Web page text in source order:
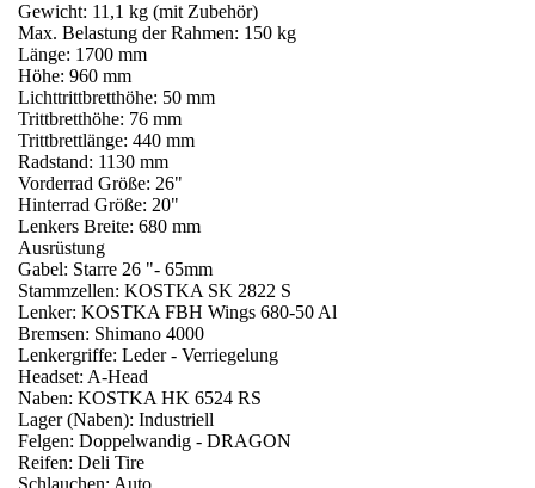
Gewicht: 11,1 kg (mit Zubehör)
Max. Belastung der Rahmen: 150 kg
Länge: 1700 mm
Höhe: 960 mm
Lichttrittbretthöhe: 50 mm
Trittbretthöhe: 76 mm
Trittbrettlänge: 440 mm
Radstand: 1130 mm
Vorderrad Größe: 26"
Hinterrad Größe: 20"
Lenkers Breite: 680 mm
Ausrüstung
Gabel: Starre 26 "- 65mm
Stammzellen: KOSTKA SK 2822 S
Lenker: KOSTKA FBH Wings 680-50 Al
Bremsen: Shimano 4000
Lenkergriffe: Leder - Verriegelung
Headset: A-Head
Naben: KOSTKA HK 6524 RS
Lager (Naben): Industriell
Felgen: Doppelwandig - DRAGON
Reifen: Deli Tire